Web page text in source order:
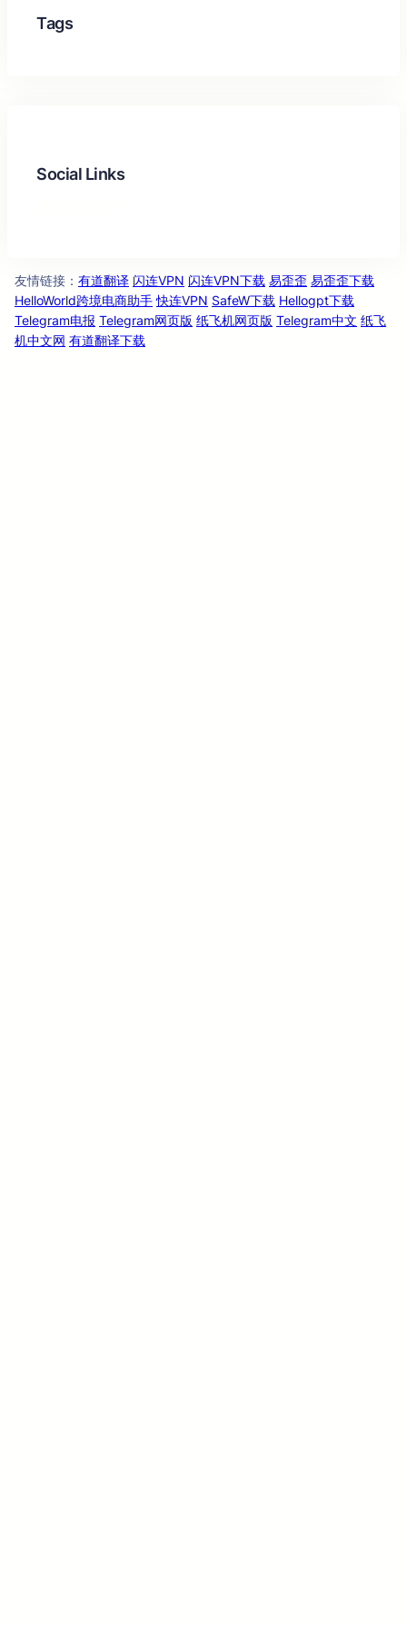
Tags
Social Links
友情链接 ： 有道翻译 闪连VPN 闪连VPN下载 易歪歪 易歪歪下载
HelloWorld跨境电商助手 快连VPN SafeW下载 Hellogpt下载
Telegram电报 Telegram网页版 纸飞机网页版 Telegram中文 纸飞
机中文网 有道翻译下载